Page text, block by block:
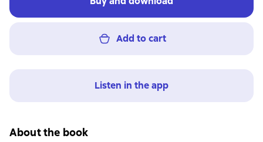
Add to cart
Listen in the app
About the book